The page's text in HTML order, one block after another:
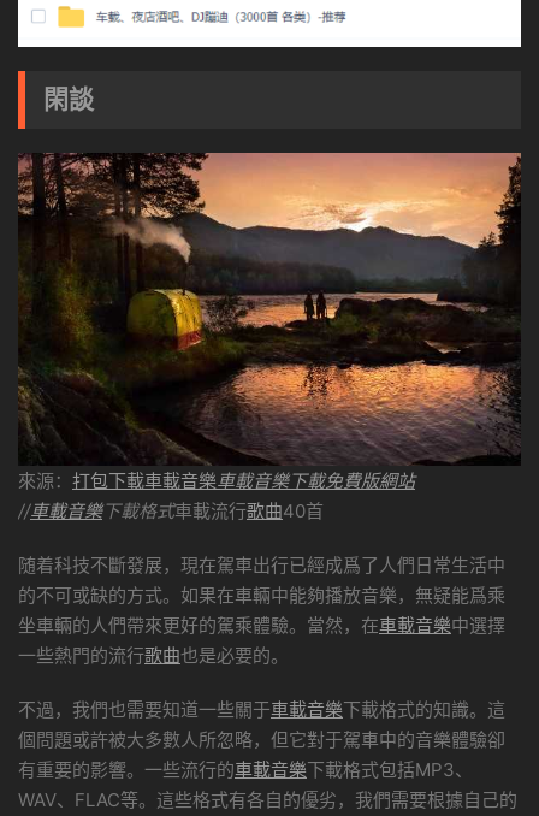
閑談
來源： 打包下載車載音樂車載音樂下載免費版網站
//車載音樂下載格式車載流行歌曲40首
随着科技不斷發展，現在駕車出行已經成爲了人們日常生活中
的不可或缺的方式。如果在車輛中能夠播放音樂，無疑能爲乘
坐車輛的人們帶來更好的駕乘體驗。當然，在車載音樂中選擇
一些熱門的流行歌曲也是必要的。
不過，我們也需要知道一些關于車載音樂下載格式的知識。這
個問題或許被大多數人所忽略，但它對于駕車中的音樂體驗卻
有重要的影響。一些流行的車載音樂下載格式包括MP3、
WAV、FLAC等。這些格式有各自的優劣，我們需要根據自己的